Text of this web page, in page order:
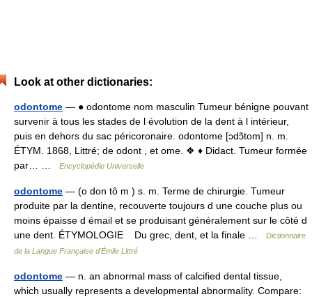
Look at other dictionaries:
odontome — ● odontome nom masculin Tumeur bénigne pouvant
survenir à tous les stades de l évolution de la dent à l intérieur,
puis en dehors du sac péricoronaire. odontome [ɔdɔ̃tom] n. m.
ÉTYM. 1868, Littré; de odont , et ome. ❖ ♦ Didact. Tumeur formée
par… …
Encyclopédie Universelle
odontome — (o don tô m ) s. m. Terme de chirurgie. Tumeur
produite par la dentine, recouverte toujours d une couche plus ou
moins épaisse d émail et se produisant généralement sur le côté d
une dent. ÉTYMOLOGIE Du grec, dent, et la finale …
Dictionnaire
de la Langue Française d'Émile Littré
odontome — n. an abnormal mass of calcified dental tissue,
which usually represents a developmental abnormality. Compare: